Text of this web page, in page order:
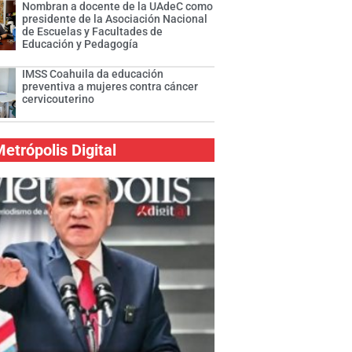
Nombran a docente de la UAdeC como
presidente de la Asociación Nacional
de Escuelas y Facultades de
Educación y Pedagogía
IMSS Coahuila da educación
preventiva a mujeres contra cáncer
cervicouterino
Digital